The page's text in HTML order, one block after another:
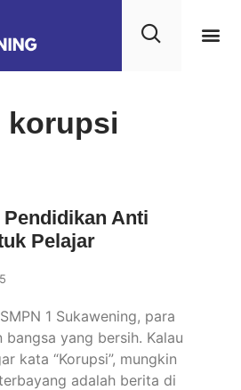
korupsi
Anti
Pelajar
1 Sukawening, para
bangsa yang bersih. Kalau
kata “Korupsi”, mungkin
adalah berita di